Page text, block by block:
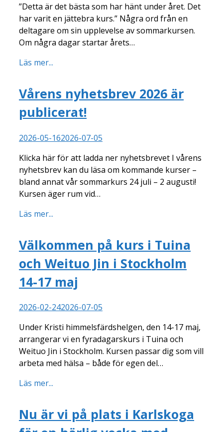
”Detta är det bästa som har hänt under året. Det
har varit en jättebra kurs.” Några ord från en
deltagare om sin upplevelse av sommarkursen.
Om några dagar startar årets…
Läs mer...
Vårens nyhetsbrev 2026 är
publicerat!
2026-05-162026-07-05
Klicka här för att ladda ner nyhetsbrevet I vårens
nyhetsbrev kan du läsa om kommande kurser –
bland annat vår sommarkurs 24 juli – 2 augusti!
Kursen äger rum vid…
Läs mer...
Välkommen på kurs i Tuina
och Weituo Jin i Stockholm
14-17 maj
2026-02-242026-07-05
Under Kristi himmelsfärdshelgen, den 14-17 maj,
arrangerar vi en fyradagarskurs i Tuina och
Weituo Jin i Stockholm. Kursen passar dig som vill
arbeta med hälsa – både för egen del…
Läs mer...
Nu är vi på plats i Karlskoga